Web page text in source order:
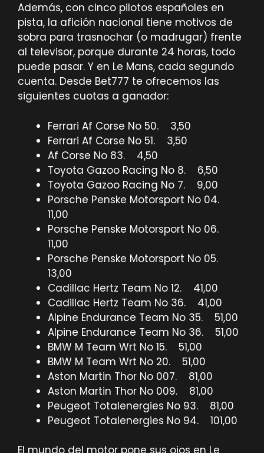
Además, con cinco pilotos españoles en
pista, la afición nacional tiene motivos de
sobra para trasnochar (o madrugar) frente
al televisor, porque durante 24 horas, todo
puede pasar. Y en Le Mans, cada segundo
cuenta. Desde Bet777 te ofrecemos las
siguientes cuotas a ganador:
Ferrari Af Corse No 50. 3,50
Ferrari Af Corse No 51. 3,50
Af Corse No 83. 4,50
Toyota Gazoo Racing No 8. 6,50
Toyota Gazoo Racing No 7. 9,00
Porsche Penske Motorsport No 04.
11,00
Porsche Penske Motorsport No 06.
11,00
Porsche Penske Motorsport No 05.
13,00
Cadillac Hertz Team No 12. 41,00
Cadillac Hertz Team No 36. 41,00
Alpine Endurance Team No 35. 51,00
Alpine Endurance Team No 36. 51,00
BMW M Team Wrt No 15. 51,00
BMW M Team Wrt No 20. 51,00
Aston Martin Thor No 007. 81,00
Aston Martin Thor No 009. 81,00
Peugeot Totalenergies No 93. 81,00
Peugeot Totalenergies No 94. 101,00
El mundo del motor pone sus ojos en Le